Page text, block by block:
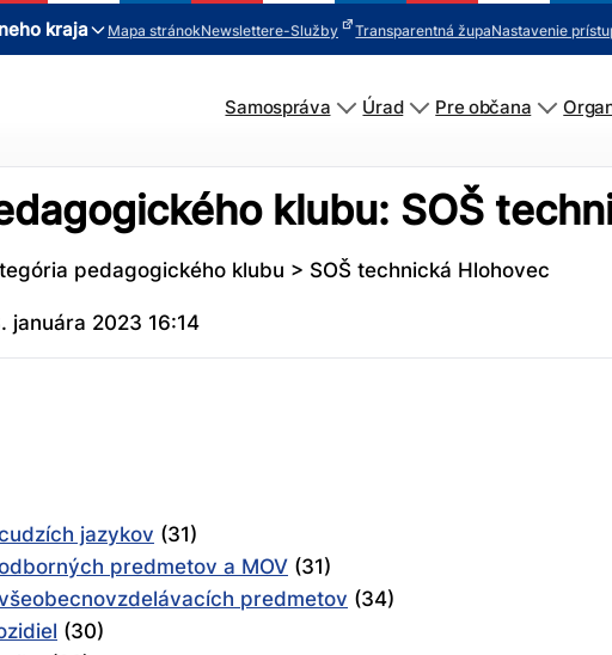
kraja Mapa stránokNewslettere-Služby Transparentná župaNastavenie
Samospráva Úrad Pre občana
klubu: SOŠ
pedagogického klubu > SOŠ technická Hlohovec
januára 2023 16:14
jazykov (31)
predmetov a MOV (31)
predmetov (34)
(30)